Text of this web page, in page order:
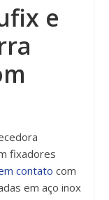
e
fixadores
contato com
em aço inox